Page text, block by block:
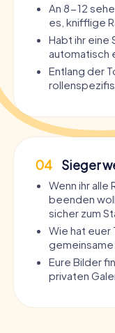
An 8-12
es, knifflige
Habt ihr
automatisch
Entlang der
04 Sieger
Wenn ihr
beenden
sicher zum
Wie hat euer
Eure Bilder
privaten